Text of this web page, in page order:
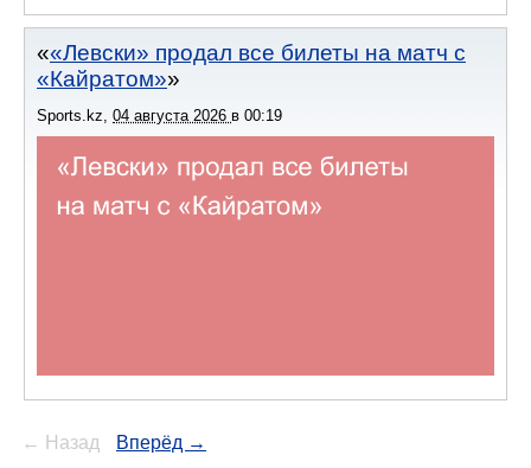
«Левски» продал все билеты на матч с
«Кайратом»
Sports.kz, 04 августа 2026 в 00:19
← Назад Вперёд →